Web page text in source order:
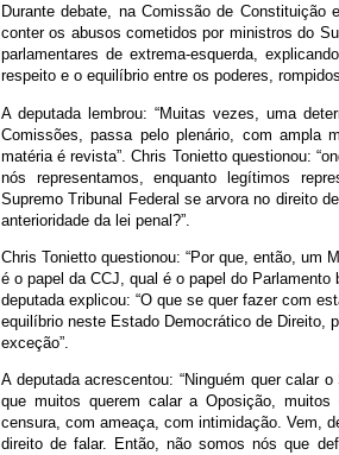
Durante debate, na Comissão de
conter os abusos cometidos por ministros do
parlamentares de extrema-esquerda,
respeito e o equilíbrio entre os poderes,
A deputada lembrou: “Muitas vezes, uma
Comissões, passa pelo plenário, com ampla
matéria é revista”. Chris Tonietto questionou:
nós representamos, enquanto legítimos
Supremo Tribunal Federal se arvora no direito
anterioridade da lei penal?”.
Chris Tonietto questionou: “Por que, então, um
é o papel da CCJ, qual é o papel do
deputada explicou: “O que se quer fazer com
equilíbrio neste Estado Democrático de Direito,
exceção”.
A deputada acrescentou: “Ninguém quer calar
que muitos querem calar a Oposição,
censura, com ameaça, com intimidação. Vem,
direito de falar. Então, não somos nós que